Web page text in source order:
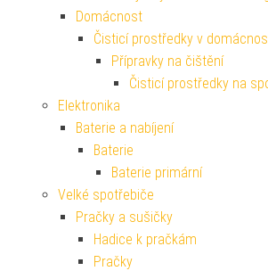
Domácnost
Čisticí prostředky v
Přípravky na čištění
Čisticí prostředky na
Elektronika
Baterie a nabíjení
Baterie
Baterie primární
Velké spotřebiče
Pračky a sušičky
Hadice k pračkám
Pračky